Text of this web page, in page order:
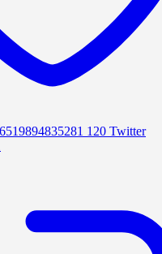
120 Twitter